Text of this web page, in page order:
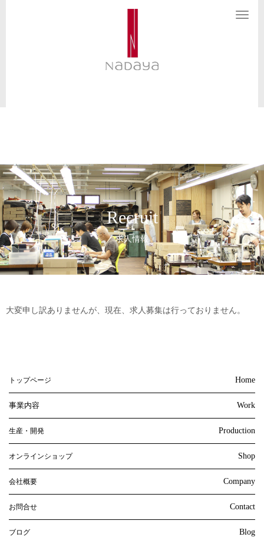
N
Recruit
求人情報
大変申し訳ありませんが、現在、求人募集は行っておりません。
トップページ Home
事業内容 Work
生産・開発 Production
オンラインショップ Shop
会社概要 Company
お問合せ Contact
ブログ Blog